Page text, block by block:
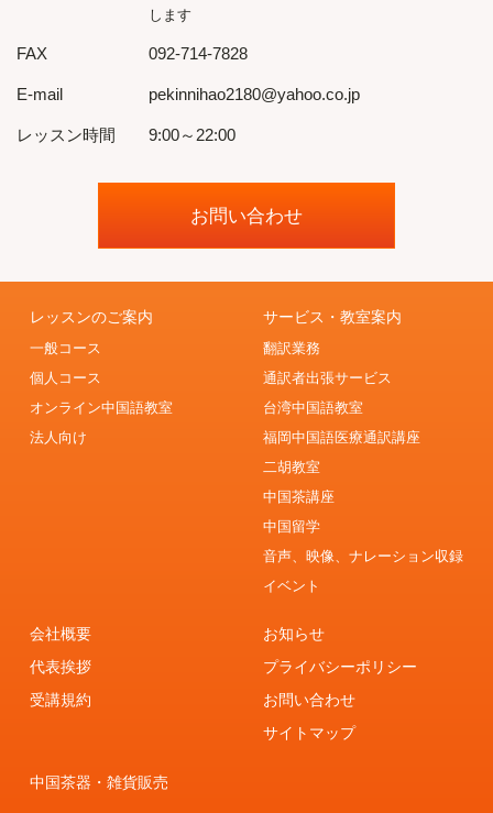
します
FAX 092-714-7828
E-mail pekinnihao2180@yahoo.co.jp
レッスン時間 9:00～22:00
お問い合わせ
レッスンのご案内
一般コース
個人コース
オンライン中国語教室
法人向け
サービス・教室案内
翻訳業務
通訳者出張サービス
台湾中国語教室
福岡中国語医療通訳講座
二胡教室
中国茶講座
中国留学
音声、映像、ナレーション収録
イベント
会社概要
代表挨拶
受講規約
お知らせ
プライバシーポリシー
お問い合わせ
サイトマップ
中国茶器・雑貨販売